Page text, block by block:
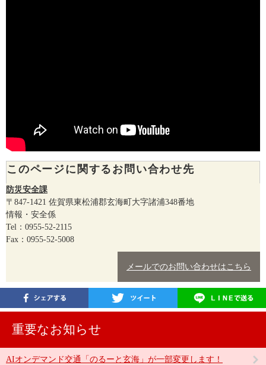
このページに関するお問い合わせ先
防災安全課
〒847-1421 佐賀県東松浦郡玄海町大字諸浦348番地
情報・安全係
Tel：0955-52-2115
Fax：0955-52-5008
メールでのお問い合わせはこちら
重要なお知らせ
AIオンデマンド交通「のるーと玄海」が一部変更します！